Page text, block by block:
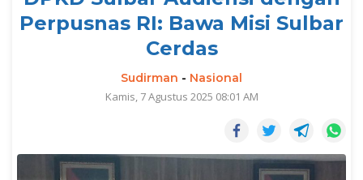
Perpusnas RI: Bawa Misi Sulbar
Cerdas
Sudirman - Nasional
Kamis, 7 Agustus 2025 08:01 AM